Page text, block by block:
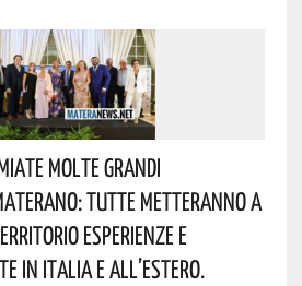
Molte Grandi
Tutte Metteranno A
Esperienze E
In Italia E All’estero.